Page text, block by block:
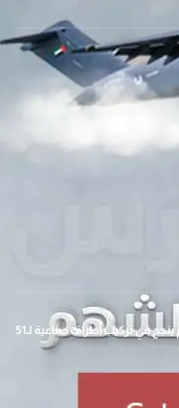
المستشفى الإماراتي العائم ينجح في تركيب أطراف صناعية لـ51